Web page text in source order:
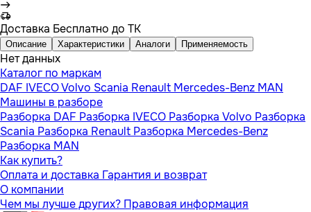
Доставка Бесплатно до ТК
Описание Характеристики Аналоги Применяемость
Нет данных
Каталог по маркам
DAF IVECOVolvo Scania Renault Mercedes-Benz MAN
Машины в разборе
Разборка DAF Разборка IVECO Разборка Volvo Разборка
Scania Разборка Renault Разборка Mercedes-Benz
Разборка MAN
Как купить?
Оплата и доставка Гарантия и возврат
О компании
Чем мы лучше других? Правовая информация